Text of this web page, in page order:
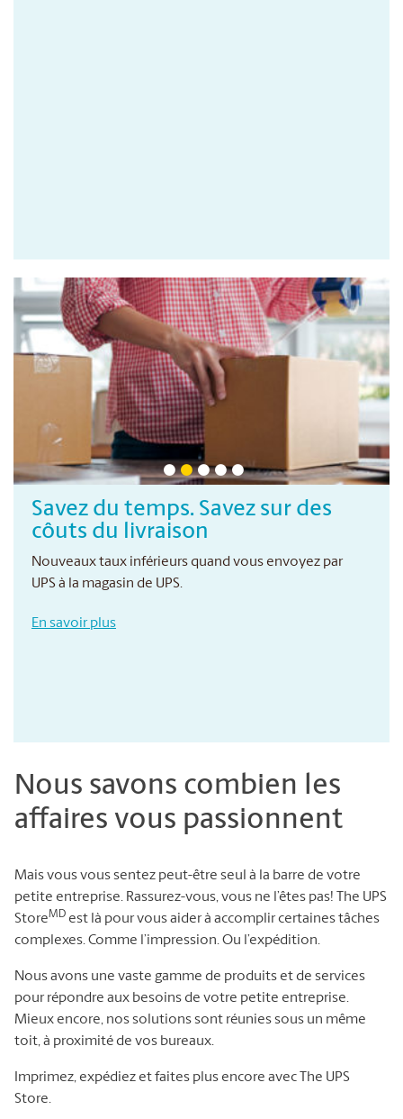
Savez du temps. Savez sur des
côuts du livraison
Nouveaux taux inférieurs quand vous envoyez par
UPS à la magasin de UPS.
En savoir plus
Nous savons combien les
affaires vous passionnent
Mais vous vous sentez peut-être seul à la barre de votre
petite entreprise. Rassurez-vous, vous ne l’êtes pas! The UPS
StoreMD est là pour vous aider à accomplir certaines tâches
complexes. Comme l’impression. Ou l’expédition.
Nous avons une vaste gamme de produits et de services
pour répondre aux besoins de votre petite entreprise.
Mieux encore, nos solutions sont réunies sous un même
toit, à proximité de vos bureaux.
Imprimez, expédiez et faites plus encore avec The UPS
Store.